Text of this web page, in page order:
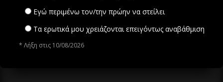
Εγώ περιμένω τον/την πρώην να στείλει
Τα ερωτικά μου χρειάζονται επειγόντως αναβάθμιση
* Λήξη στις 10/08/2026